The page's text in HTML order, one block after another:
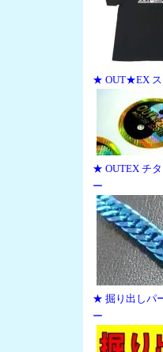
★ OUT★EX ス
★ OUTEX チ
ー
★ 掘り出しパ
ー